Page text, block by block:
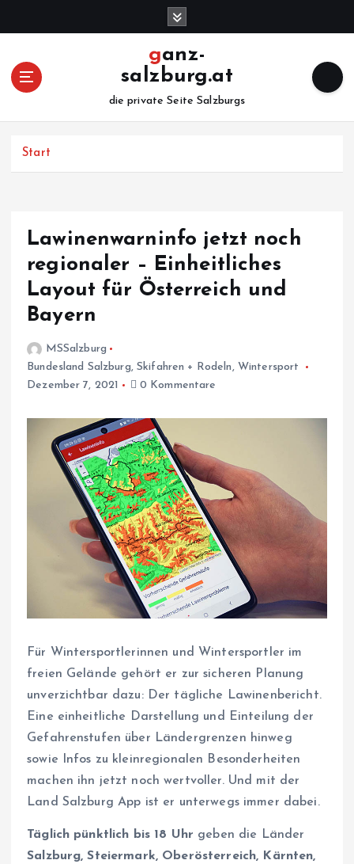
ganz-
salzburg.at
die private Seite Salzburgs
Start
Lawinenwarninfo jetzt noch
regionaler – Einheitliches
Layout für Österreich und
Bayern
MSSalzburg
Bundesland Salzburg,Skifahren + Rodeln , Wintersport
Dezember 7, 2021
0 Kommentare
Für Wintersportlerinnen und Wintersportler im
freien Gelände gehört er zur sicheren Planung
unverzichtbar dazu: Der tägliche Lawinenbericht.
Eine einheitliche Darstellung und Einteilung der
Gefahrenstufen über Ländergrenzen hinweg
sowie Infos zu kleinregionalen Besonderheiten
machen ihn jetzt noch wertvoller. Und mit der
Land Salzburg App ist er unterwegs immer dabei.
Täglich pünktlich bis 18 Uhr geben die Länder
Salzburg, Steiermark, Oberösterreich, Kärnten,